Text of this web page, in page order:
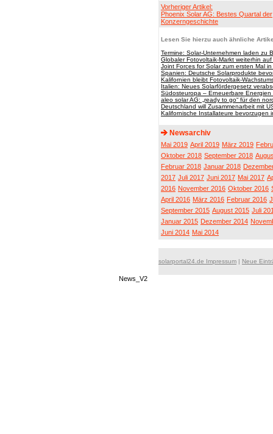
Vorheriger Artikel:
Phoenix Solar AG: Bestes Quartal der
Konzerngeschichte
Lesen Sie hierzu auch ähnliche
Termine: Solar-Unternehmen laden zu
Globaler Fotovoltaik-Markt weiterhin
Joint Forces for Solar zum ersten Mal in
Spanien: Deutsche Solarprodukte
Kalifornien bleibt Fotovoltaik-
Italien: Neues Solarfördergesetz
Südosteuropa – Erneuerbare
aleo solar AG: „ready to go“ für den
Deutschland will Zusammenarbeit mit
Kalifornische Installateure bevorzugen
Newsarchiv
Mai 2019 April 2019 März 2019
Oktober 2018 September 2018
Februar 2018 Januar 2018
2017 Juli 2017 Juni 2017 Mai 2017
2016 November 2016 Oktober 2016
April 2016 März 2016 Februar 2016
September 2015 August 2015 Juli
Januar 2015 Dezember 2014
Juni 2014 Mai 2014
solarportal24.de Impressum | Neue
News_V2